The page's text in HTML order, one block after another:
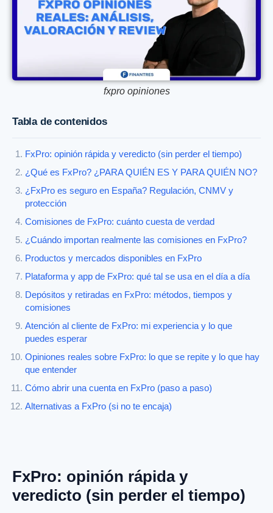
fxpro opiniones
Tabla de contenidos
FxPro: opinión rápida y veredicto (sin perder el tiempo)
¿Qué es FxPro? ¿PARA QUIÉN ES Y PARA QUIÉN NO?
¿FxPro es seguro en España? Regulación, CNMV y
protección
Comisiones de FxPro: cuánto cuesta de verdad
¿Cuándo importan realmente las comisiones en FxPro?
Productos y mercados disponibles en FxPro
Plataforma y app de FxPro: qué tal se usa en el día a día
Depósitos y retiradas en FxPro: métodos, tiempos y
comisiones
Atención al cliente de FxPro: mi experiencia y lo que
puedes esperar
Opiniones reales sobre FxPro: lo que se repite y lo que hay
que entender
Cómo abrir una cuenta en FxPro (paso a paso)
Alternativas a FxPro (si no te encaja)
FxPro: opinión rápida y
veredicto (sin perder el tiempo)